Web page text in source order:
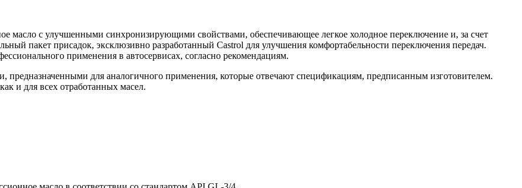
масло с улучшенными синхронизирующими свойствами, обеспечивающее легкое холодное переключение и, за счет
пакет присадок, эксклюзивно разработанный Castrol для улучшения комфортабельности переключения передач.
применения в автосервисах, согласно рекомендациям.
для аналогичного применения, которые отвечают спецификациям, предписанным изготовителем.
и для всех отработанных масел.